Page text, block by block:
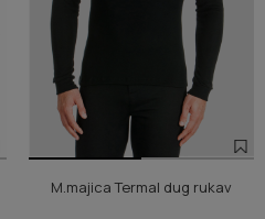
M.majica Termal dug rukav